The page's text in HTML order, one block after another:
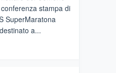
stampa di
SuperMaratona
a...